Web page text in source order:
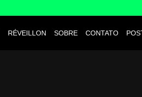
RÉVEILLON SOBRE CONTATO